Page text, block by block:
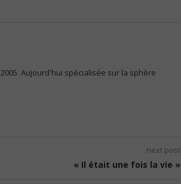
Aujourd'hui spécialisée sur la sphère
next post
« Il était une fois la vie »